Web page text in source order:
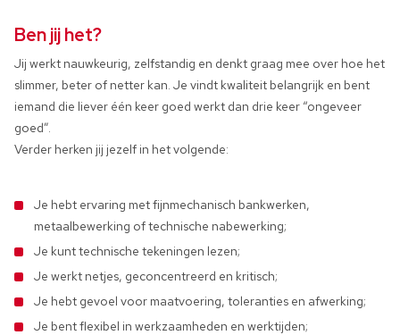
Ben jij het?
Jij werkt nauwkeurig, zelfstandig en denkt graag mee over hoe het
slimmer, beter of netter kan. Je vindt kwaliteit belangrijk en bent
iemand die liever één keer goed werkt dan drie keer “ongeveer
goed”.
Verder herken jij jezelf in het volgende:
Je hebt ervaring met fijnmechanisch bankwerken,
metaalbewerking of technische nabewerking;
Je kunt technische tekeningen lezen;
Je werkt netjes, geconcentreerd en kritisch;
Je hebt gevoel voor maatvoering, toleranties en afwerking;
Je bent flexibel in werkzaamheden en werktijden;